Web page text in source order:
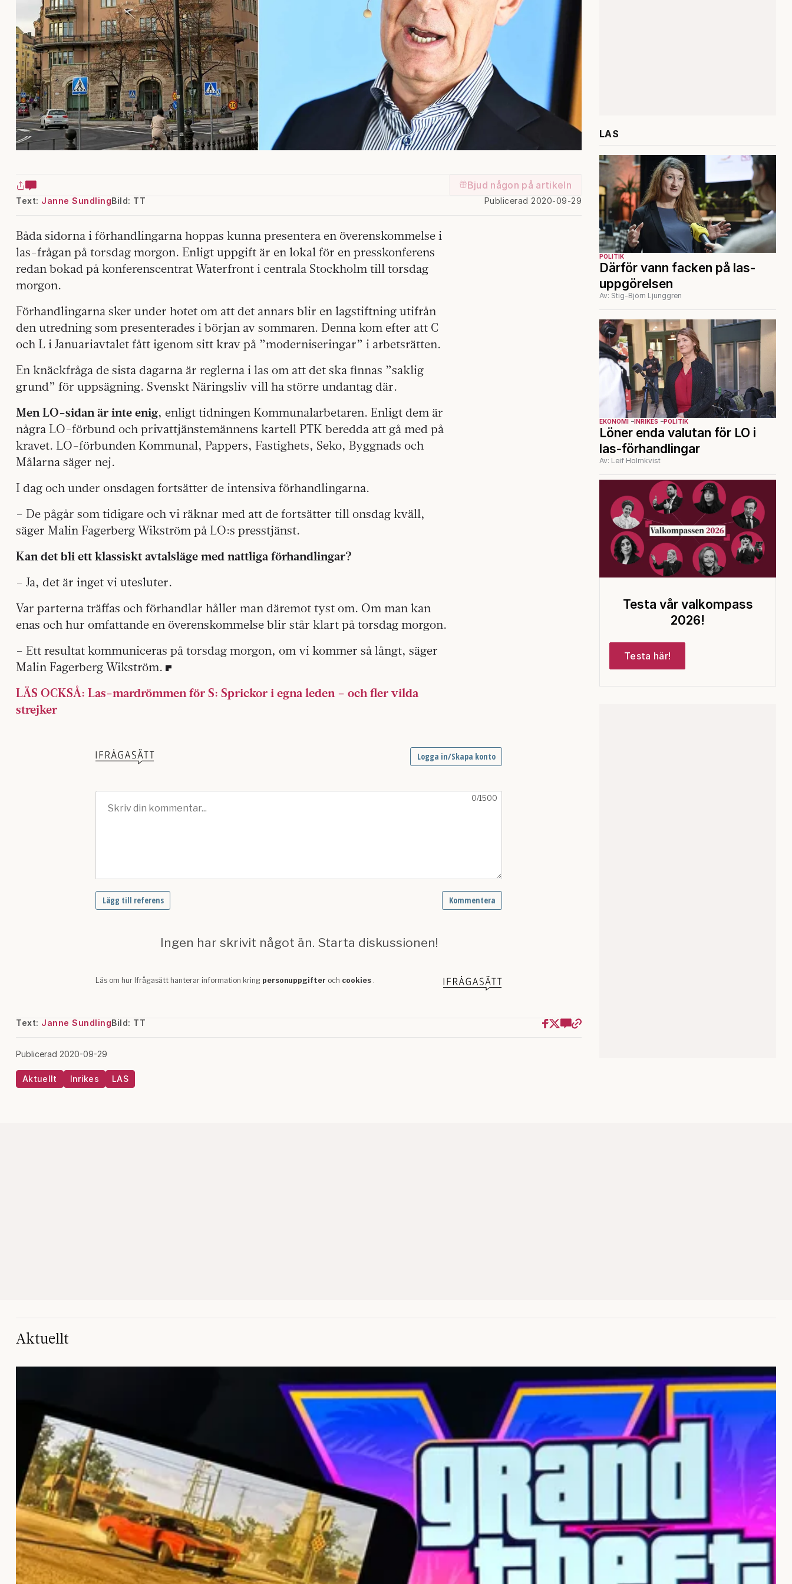
Bjud någon på artikeln
Text: Janne Sundling Publicerad 2020-09-29
Bild: TT
Båda sidorna i förhandlingarna hoppas kunna presentera en överenskommelse i
las-frågan på torsdag morgon. Enligt uppgift är en lokal för en presskonferens
redan bokad på konferenscentrat Waterfront i centrala Stockholm till torsdag
morgon.
Förhandlingarna sker under hotet om att det annars blir en lagstiftning utifrån
den utredning som presenterades i början av sommaren. Denna kom efter att C
och L i Januariavtalet fått igenom sitt krav på ”moderniseringar” i arbetsrätten.
En knäckfråga de sista dagarna är reglerna i las om att det ska finnas ”saklig
grund” för uppsägning. Svenskt Näringsliv vill ha större undantag där.
Men LO-sidan är inte enig, enligt tidningen Kommunalarbetaren. Enligt dem är
några LO-förbund och privattjänstemännens kartell PTK beredda att gå med på
kravet. LO-förbunden Kommunal, Pappers, Fastighets, Seko, Byggnads och
Målarna säger nej.
I dag och under onsdagen fortsätter de intensiva förhandlingarna.
– De pågår som tidigare och vi räknar med att de fortsätter till onsdag kväll,
säger Malin Fagerberg Wikström på LO:s presstjänst.
Kan det bli ett klassiskt avtalsläge med nattliga förhandlingar?
– Ja, det är inget vi utesluter.
Var parterna träffas och förhandlar håller man däremot tyst om. Om man kan
enas och hur omfattande en överenskommelse blir står klart på torsdag morgon.
– Ett resultat kommuniceras på torsdag morgon, om vi kommer så långt, säger
Malin Fagerberg Wikström.
LÄS OCKSÅ: Las-mardrömmen för S: Sprickor i egna leden – och fler vilda
strejker
Text: Janne SundlingBild: TT
Publicerad 2020-09-29
Aktuellt Inrikes LAS
LAS
POLITIK
Därför vann facken på las-
uppgörelsen
Av: Stig-Björn Ljunggren
EKONOMI INRIKES POLITIK
Löner enda valutan för LO i
las-förhandlingar
Av: Leif Holmkvist
Testa vår valkompass
2026!
Testa här!
Aktuellt